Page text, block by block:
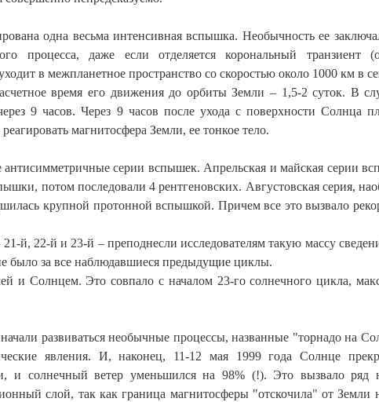
одна весьма интенсивная вспышка. Необычность ее
процесса, даже если отделяется корональный транзиент
в межпланетное пространство со скоростью около 1000 км в
время его движения до орбиты Земли – 1,5-2 суток. В
9 часов. Через 9 часов после ухода с поверхности Солнца
магнитосфера Земли, ее тонкое тело.
серии вспышек. Апрельская и майская серии
потом последовали 4 рентгеновских. Августовская серия,
крупной протонной вспышкой. Причем все это вызвало
й, 22-й и 23-й – преподнесли исследователям такую массу
было за все наблюдавшиеся предыдущие циклы.
и Солнцем. Это совпало с началом 23-го солнечного цикла,
развиваться необычные процессы, названные "торнадо на
явления. И, наконец, 11-12 мая 1999 года Солнце
и солнечный ветер уменьшился на 98% (!). Это вызвало ряд
слой, так как граница магнитосферы "отскочила" от Земли